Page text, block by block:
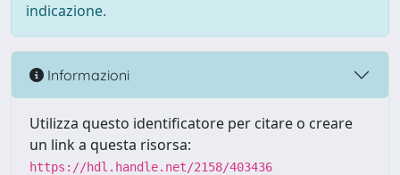
indicazione.
Informazioni
Utilizza questo identificatore per citare o creare
un link a questa risorsa:
https://hdl.handle.net/2158/403436